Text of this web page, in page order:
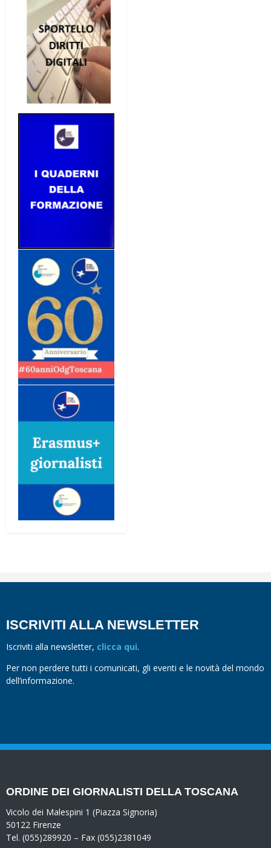
ISCRIVITI ALLA NEWSLETTER
Iscriviti alla newsletter, clicca qui.
Per non perdere tutti i comunicati, gli eventi e le novità del mondo
dell’informazione.
ORDINE DEI GIORNALISTI DELLA TOSCANA
Vicolo dei Malespini 1 (Piazza Signoria)
50122 Firenze
Tel. (055)289920 – Fax (055)2381049